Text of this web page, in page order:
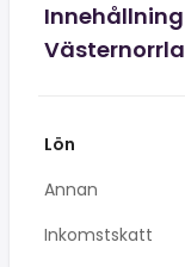
Innehållning
Lön
Annan
Inkomstskatt